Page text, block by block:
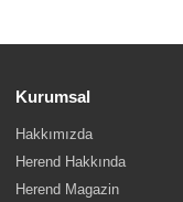
Kurumsal
Hakkımızda
Herend Hakkında
Herend Magazin